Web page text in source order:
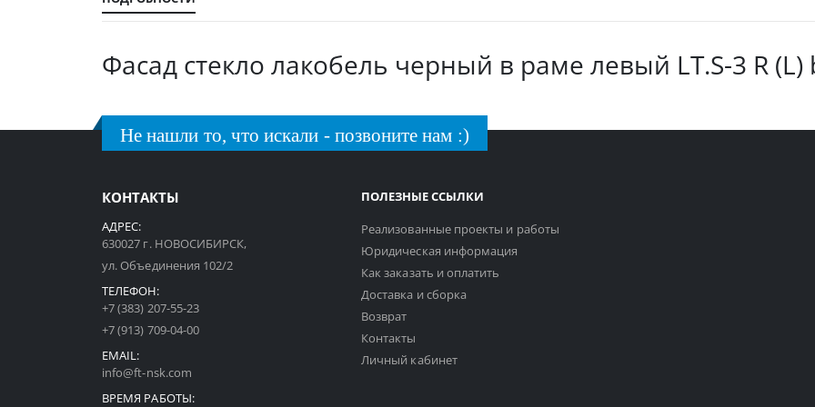
изображений
Фасад стекло лакобель черный в раме левый LT.S-3 R (L)
Не нашли то, что искали - позвоните нам :)
КОНТАКТЫ
АДРЕС:
630027 г. НОВОСИБИРСК,
ул. Объединения 102/2
ТЕЛЕФОН:
+7 (383) 207-55-23
+7 (913) 709-04-00
EMAIL:
info@ft-nsk.com
ВРЕМЯ РАБОТЫ:
ПОЛЕЗНЫЕ ССЫЛКИ
Реализованные проекты и работы
Юридическая информация
Как заказать и оплатить
Доставка и сборка
Возврат
Контакты
Личный кабинет